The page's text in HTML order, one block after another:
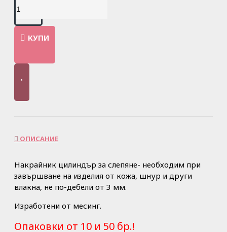
КУПИ
ОПИСАНИЕ
Накрайник цилиндър за слепяне- необходим при
завършване на изделия от кожа, шнур и други
влакна, не по-дебели от 3 мм.
Изработени от месинг.
Опаковки от 10 и 50 бр.!